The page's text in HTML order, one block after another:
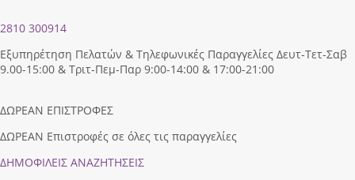
2810 300914
Εξυπηρέτηση Πελατών & Τηλεφωνικές Παραγγελίες Δευτ-Τετ-Σαβ
9.00-15:00 & Τριτ-Πεμ-Παρ 9:00-14:00 & 17:00-21:00
ΔΩΡΕΑΝ ΕΠΙΣΤΡΟΦΕΣ
ΔΩΡΕΑΝ Επιστροφές σε όλες τις παραγγελίες
ΔΗΜΟΦΙΛEIΣ ΑΝΑΖΗΤΗΣΕΙΣ